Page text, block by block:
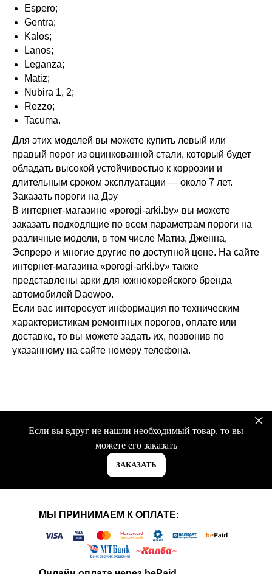
Espero;
Gentra;
Kalos;
Lanos;
Leganza;
Matiz;
Nubira 1, 2;
Rezzo;
Tacuma.
Для этих моделей вы можете купить левый или
правый порог из оцинкованной стали, который будет
обладать высокой устойчивостью к коррозии и
длительным сроком эксплуатации — около 7 лет.
Заказать пороги на Дэу
В интернет-магазине «porogi-arki.by» вы можете
заказать подходящие по всем параметрам пороги на
различные модели, в том числе Матиз, Дженна,
Эспреро и многие другие по доступной цене. На сайте
интернет-магазина «porogi-arki.by» также
представлены арки для южнокорейского бренда
автомобилей Daewoo.
Если вас интересует информация по техническим
характеристикам ремонтных порогов, оплате или
доставке, то вы можете задать их, позвонив по
указанному на сайте номеру телефона.
Если вы вдруг не нашли необходимый товар, то вы
можете его заказать
ЗАКАЗАТЬ
МЫ ПРИНИМАЕМ К ОПЛАТЕ: